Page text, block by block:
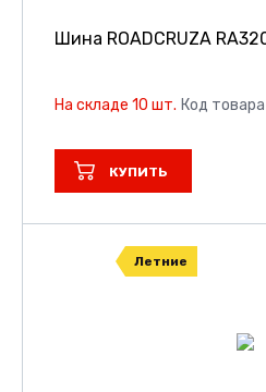
Шина ROADCRUZA
На складе 10 шт. Код
КУПИТЬ
Летние